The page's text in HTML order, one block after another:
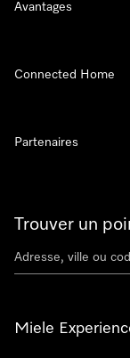
Trouver un
Miele
Avantages
Connected Home
Partenaires